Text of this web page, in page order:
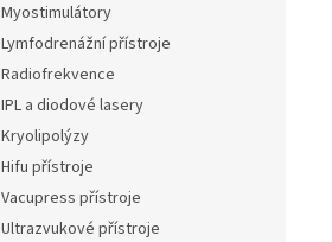
Myostimulátory
Lymfodrenážní přístroje
Radiofrekvence
IPL a diodové lasery
Kryolipolýzy
Hifu přístroje
Vacupress přístroje
Ultrazvukové přístroje